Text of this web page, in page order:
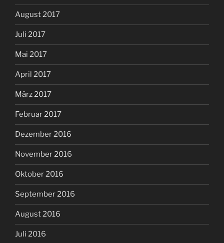
August 2017
Juli 2017
Mai 2017
April 2017
März 2017
Februar 2017
Dezember 2016
November 2016
Oktober 2016
September 2016
August 2016
Juli 2016